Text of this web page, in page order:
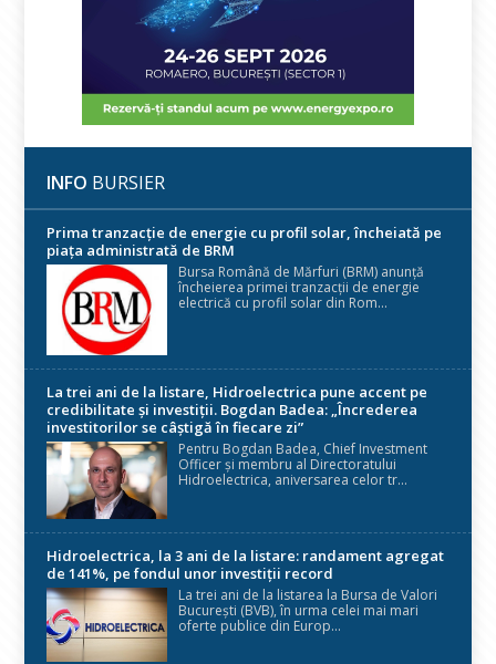
INFO BURSIER
Prima tranzacție de energie cu profil solar, încheiată pe
piața administrată de BRM
Bursa Română de Mărfuri (BRM) anunță
încheierea primei tranzacții de energie
electrică cu profil solar din Rom...
La trei ani de la listare, Hidroelectrica pune accent pe
credibilitate și investiții. Bogdan Badea: „Încrederea
investitorilor se câștigă în fiecare zi”
Pentru Bogdan Badea, Chief Investment
Officer și membru al Directoratului
Hidroelectrica, aniversarea celor tr...
Hidroelectrica, la 3 ani de la listare: randament agregat
de 141%, pe fondul unor investiții record
La trei ani de la listarea la Bursa de Valori
București (BVB), în urma celei mai mari
oferte publice din Europ...